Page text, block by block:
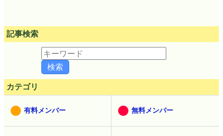
記事検索
カテゴリ
有料メンバー 無料メンバー